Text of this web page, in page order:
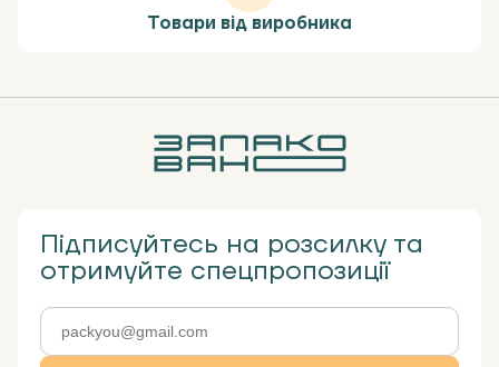
Товари від виробника
Підписуйтесь на розсилку та
отримуйте спецпропозиції